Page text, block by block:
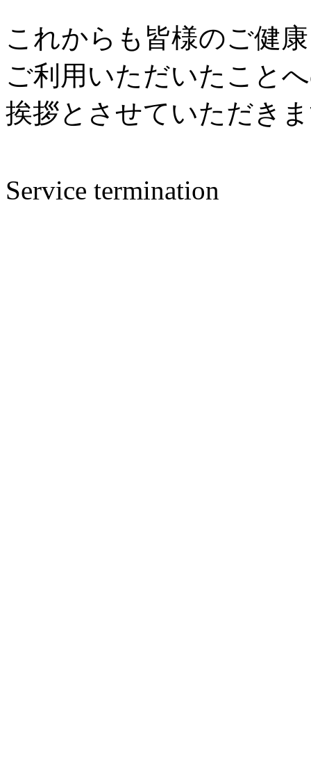
これからも皆様のご健
ご利用いただいたこと
挨拶とさせていただき
Service termination